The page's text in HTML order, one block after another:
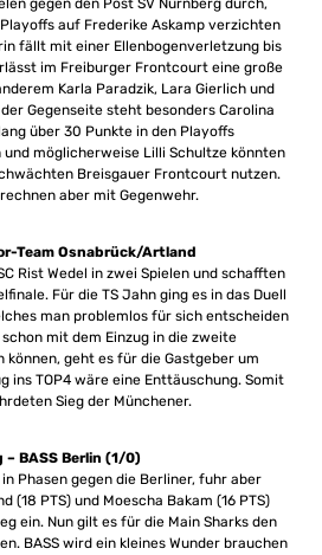
gegen den Post SV Nürnberg durch,
auf Frederike Askamp verzichten
fällt mit einer Ellenbogenverletzung bis
im Freiburger Frontcourt eine große
Karla Paradzik, Lara Gierlich und
Gegenseite steht besonders Carolina
über 30 Punkte in den Playoffs
möglicherweise Lilli Schultze könnten
Breisgauer Frontcourt nutzen.
aber mit Gegenwehr.
Team Osnabrück/Artland
Rist Wedel in zwei Spielen und schafften
Für die TS Jahn ging es in das Duell
man problemlos für sich entscheiden
mit dem Einzug in die zweite
können, geht es für die Gastgeber um
ins TOP4 wäre eine Enttäuschung. Somit
Sieg der Münchener.
– BASS Berlin (1/0)
Phasen gegen die Berliner, fuhr aber
(18 PTS) und Moescha Bakam (16 PTS)
ein. Nun gilt es für die Main Sharks den
BASS wird ein kleines Wunder brauchen